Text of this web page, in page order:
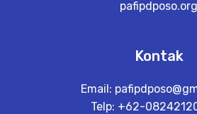
pafipdposo.org
Kontak
Email:
Telp: +62-